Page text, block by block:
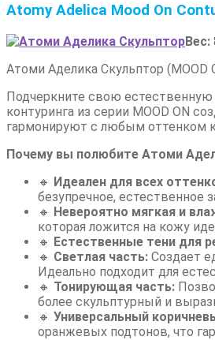
Atomy Adelica Mood On
Вес:
Атоми Аделика Скульптор (MOOD
Подчеркните свою естественную
контуринга из серии MOOD ON
гармонируют с любым оттенком
Почему вы полюбите Атоми
🔸 Идеален для всех
безупречное, естественное
🔸 Невероятно мягкая и
которая ложится на кожу
🔸 Естественные тени для
🔸 Светлая часть: Создает
Идеально подходит для
🔸 Тонирующая часть:
более скульптурный и
🔸 Универсальный
оранжевых подтонов, что